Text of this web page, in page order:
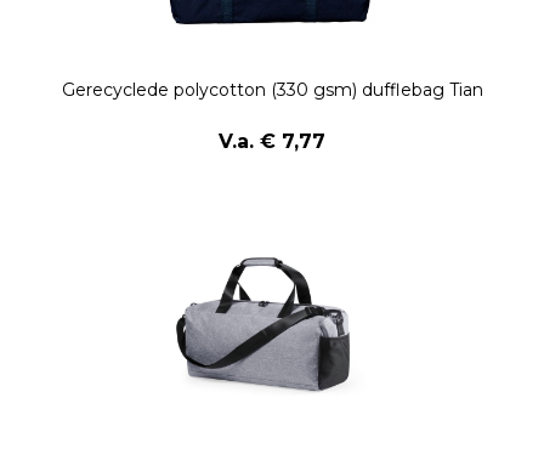
Gerecyclede polycotton (330 gsm) dufflebag Tian
V.a. € 7,77